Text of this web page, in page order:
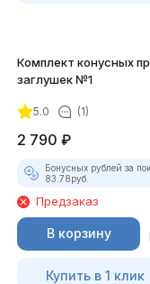
Комплект конусных
заглушек №1
5.0 (1)
2 790 ₽
Бонусных рублей за
83.78руб.
Предзаказ
В корзину
Купить в 1 клик